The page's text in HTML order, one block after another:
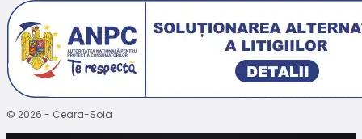
© 2026 - Ceara-Soia